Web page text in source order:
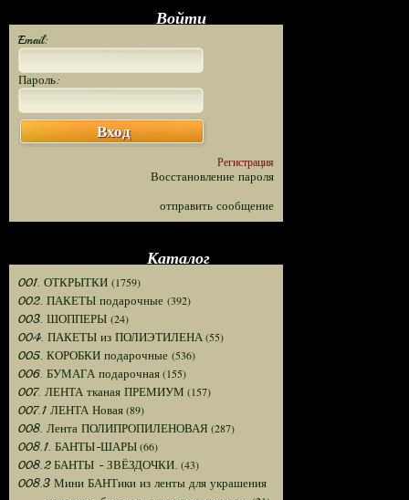
Войти
Email:
Пароль:
Вход
Регистрация
Восстановление пароля
отправить сообщение
Каталог
001. ОТКРЫТКИ (1759)
002. ПАКЕТЫ подарочные (392)
003. ШОППЕРЫ (24)
004. ПАКЕТЫ из ПОЛИЭТИЛЕНА(55)
005. КОРОБКИ подарочные (536)
006. БУМАГА подарочная(155)
007. ЛЕНТА тканая ПРЕМИУМ (157)
007.1 ЛЕНТА Новая(89)
008. Лента ПОЛИПРОПИЛЕНОВАЯ (287)
008.1. БАНТЫ-ШАРЫ(66)
008.2 БАНТЫ - ЗВЁЗДОЧКИ. (43)
008.3 Мини БАНТики из ленты для украшения